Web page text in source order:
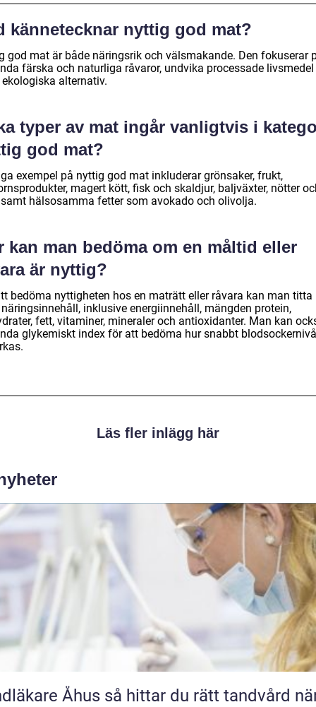
kännetecknar nyttig god mat?
god mat är både näringsrik och välsmakande. Den fokuserar
färska och naturliga råvaror, undvika processade
alternativ.
typer av mat ingår vanligtvis i
god mat?
exempel på nyttig god mat inkluderar grönsaker, frukt,
magert kött, fisk och skaldjur, baljväxter, nötter
hälsosamma fetter som avokado och olivolja.
kan man bedöma om en måltid eller
är nyttig?
bedöma nyttigheten hos en maträtt eller råvara kan man titta
inklusive energiinnehåll, mängden protein,
fett, vitaminer, mineraler och antioxidanter. Man kan
glykemiskt index för att bedöma hur snabbt
Läs fler inlägg här
Åhus så hittar du rätt tandvård nära